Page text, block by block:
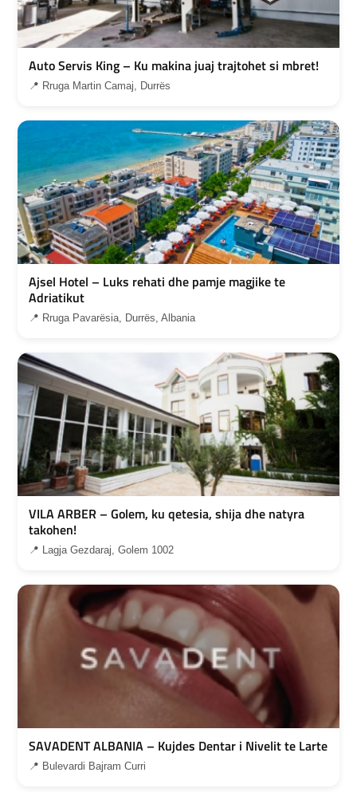
Auto Servis King – Ku makina juaj trajtohet si mbret!
📍 Rruga Martin Camaj, Durrës
Ajsel Hotel – Luks rehati dhe pamje magjike te
Adriatikut
📍 Rruga Pavarësia, Durrës, Albania
VILA ARBER – Golem, ku qetesia, shija dhe natyra
takohen!
📍 Lagja Gezdaraj, Golem 1002
SAVADENT ALBANIA – Kujdes Dentar i Nivelit te Larte
📍 Bulevardi Bajram Curri